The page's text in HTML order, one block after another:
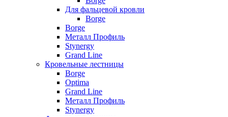
Для фальцевой кровли
Borge
Borge
Металл Профиль
Stynergy
Grand Line
Кровельные лестницы
Borge
Optima
Grand Line
Металл Профиль
Stynergy